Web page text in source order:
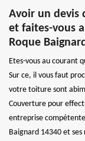
Avoir un devis
et faites-vous
Roque Baignard
Etes-vous au courant
Sur ce, il vous faut
votre toiture sont
Couverture pour
entreprise
Baignard 14340 et